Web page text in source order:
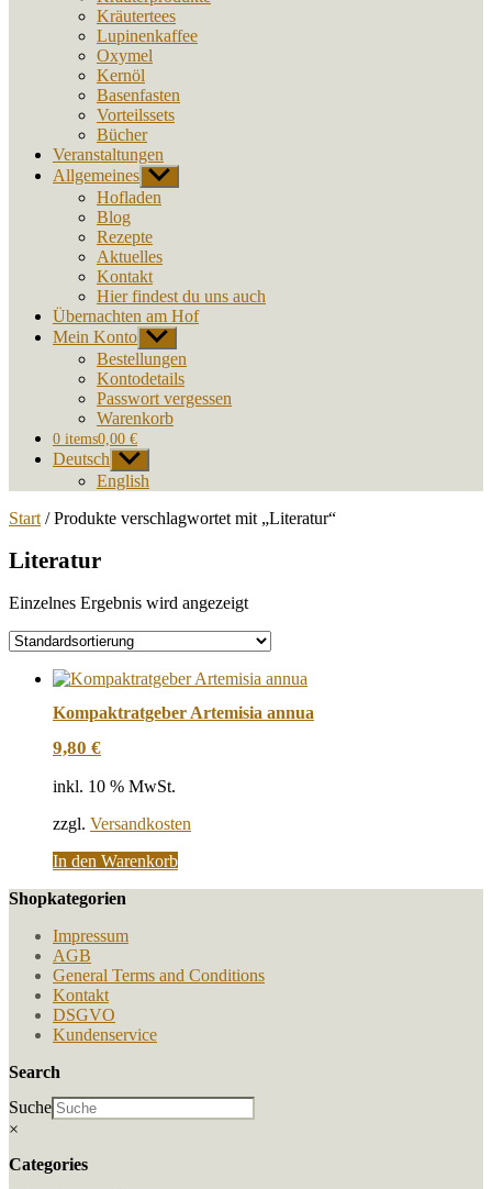
Kräutertees
Lupinenkaffee
Oxymel
Kernöl
Basenfasten
Vorteilssets
Bücher
Veranstaltungen
Allgemeines Untermenü
anzeigen
Hofladen
Blog
Rezepte
Aktuelles
Kontakt
Hier findest du uns auch
Übernachten am Hof
Mein Konto Untermenü
anzeigen
Bestellungen
Kontodetails
Passwort vergessen
Warenkorb
0 items0,00 €
Deutsch Untermenü
anzeigen
English
Start / Produkte verschlagwortet mit „Literatur“
Literatur
Einzelnes Ergebnis wird angezeigt
Kompaktratgeber Artemisia annua
9,80 €
inkl. 10 % MwSt.
zzgl. Versandkosten
In den Warenkorb
Shopkategorien
Impressum
AGB
General Terms and Conditions
Kontakt
DSGVO
Kundenservice
Search
Suche
×
Categories